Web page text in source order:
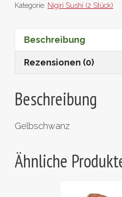
Kategorie: Nigiri Sushi (2 Stück)
Beschreibung
Rezensionen (0)
Beschreibung
Gelbschwanz
Ähnliche